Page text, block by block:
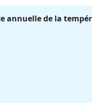
annuelle de la